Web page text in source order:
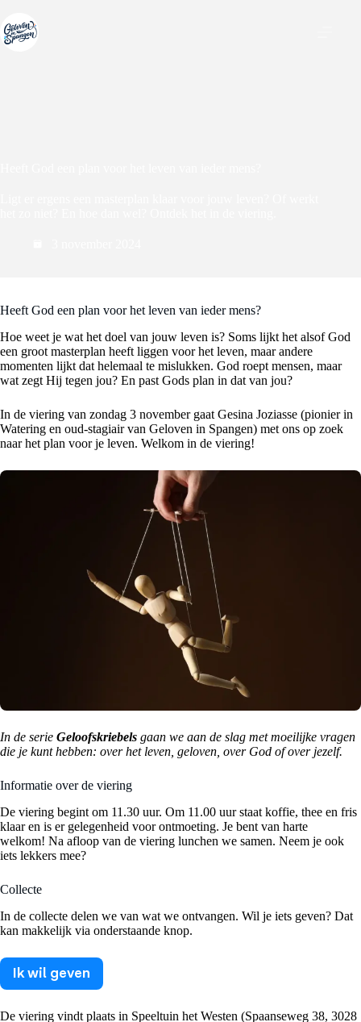
naar
de
Heeft God een plan voor het leven van ieder mens?
Hoe weet je wat het doel van jouw leven is? Soms lijkt het alsof God
een groot masterplan heeft liggen voor het leven, maar andere
momenten lijkt dat helemaal te mislukken. God roept mensen, maar
wat zegt Hij tegen jou? En past Gods plan in dat van jou?
In de viering van zondag 3 november gaat Gesina Joziasse (pionier in
Watering en oud-stagiair van Geloven in Spangen) met ons op zoek
naar het plan voor je leven. Welkom in de viering!
In de serie Geloofskriebels gaan we aan de slag met moeilijke vragen
die je kunt hebben: over het leven, geloven, over God of over jezelf.
Informatie over de viering
De viering begint om 11.30 uur. Om 11.00 uur staat koffie, thee en fris
klaar en is er gelegenheid voor ontmoeting. Je bent van harte
welkom! Na afloop van de viering lunchen we samen. Neem je ook
iets lekkers mee?
Collecte
In de collecte delen we van wat we ontvangen. Wil je iets geven? Dat
kan makkelijk via onderstaande knop.
Ik wil geven
De viering vindt plaats in Speeltuin het Westen (Spaanseweg 38, 3028